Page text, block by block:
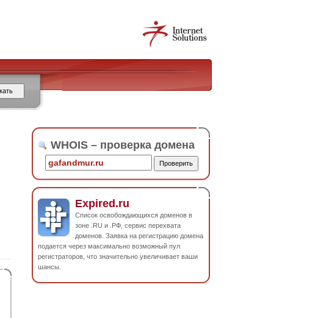
WHOIS – проверка домена
Expired.ru
Список освобождающихся доменов в
зоне .RU и .РФ, сервис перехвата
доменов. Заявка на регистрацию домена
подается через максимально возможный пул
регистраторов, что значительно увеличивает ваши
шансы.